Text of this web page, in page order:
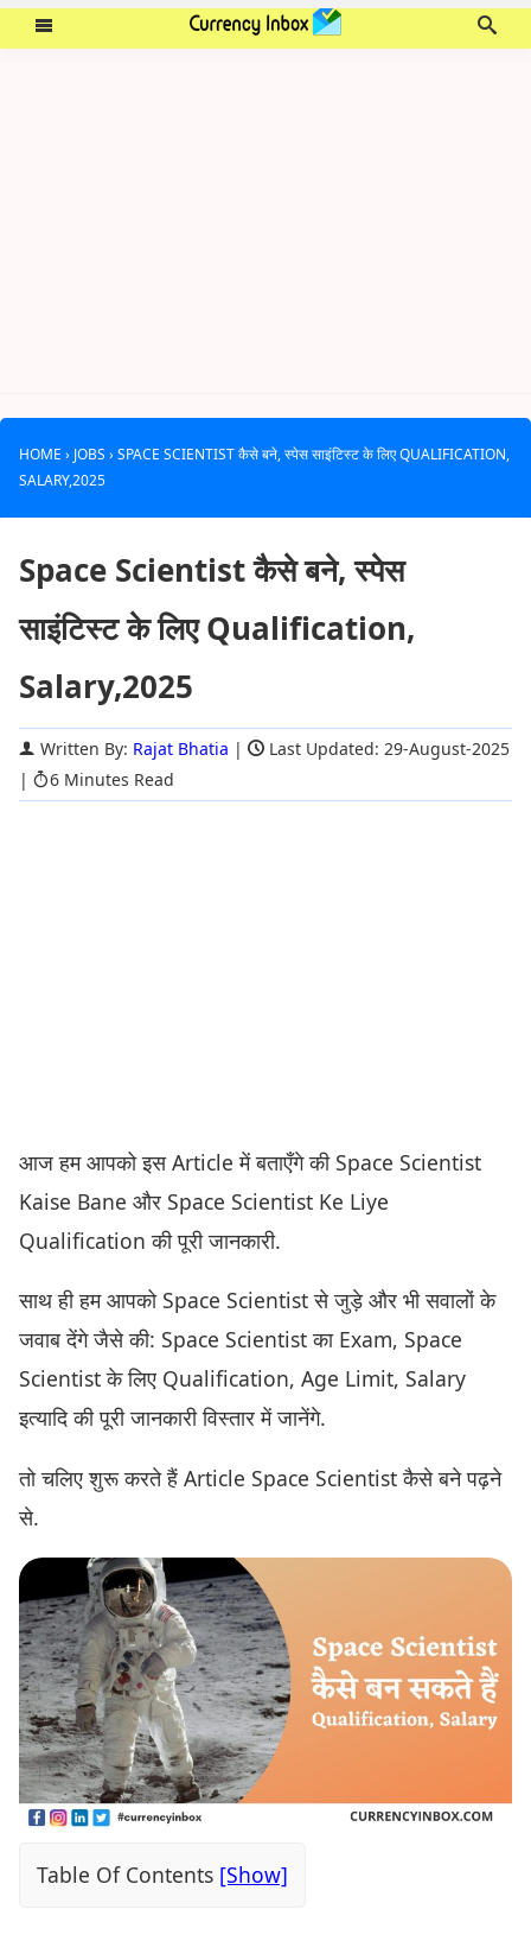
HOME › JOBS › SPACE SCIENTIST कैसे बने, स्पेस साइंटिस्ट के लिए QUALIFICATION,
SALARY,2025
Space Scientist कैसे बने, स्पेस
साइंटिस्ट के लिए Qualification,
Salary,2025
Written By: Rajat Bhatia |
Last Updated: 29-August-2025
|
6 Minutes Read
आज हम आपको इस Article में बताएँगे की Space Scientist
Kaise Bane और Space Scientist Ke Liye
Qualification की पूरी जानकारी.
साथ ही हम आपको Space Scientist से जुड़े और भी सवालों के
जवाब देंगे जैसे की: Space Scientist का Exam, Space
Scientist के लिए Qualification, Age Limit, Salary
इत्यादि की पूरी जानकारी विस्तार में जानेंगे.
तो चलिए शुरू करते हैं Article Space Scientist कैसे बने पढ़ने
से.
Table Of Contents